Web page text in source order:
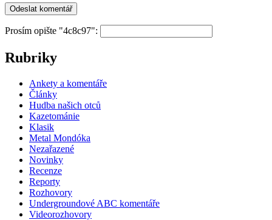
Prosím opište "4c8c97":
Rubriky
Ankety a komentáře
Články
Hudba našich otců
Kazetománie
Klasik
Metal Mondóka
Nezařazené
Novinky
Recenze
Reporty
Rozhovory
Undergroundové ABC komentáře
Videorozhovory